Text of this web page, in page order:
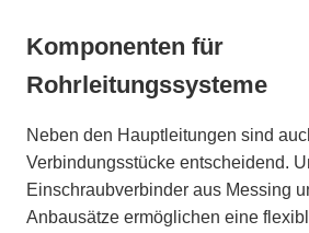
Komponenten für
Rohrleitungssysteme
Neben den Hauptleitungen sind
Verbindungsstücke entscheidend.
Einschraubverbinder aus Messing
Anbausätze ermöglichen eine